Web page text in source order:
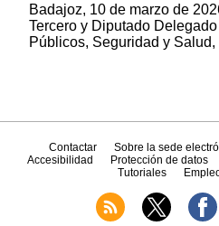
Badajoz, 10 de marzo de
Tercero y Diputado
Públicos, Seguridad y
Contactar Sobre la sede
Accesibilidad
Protección de datos
Tutoriales